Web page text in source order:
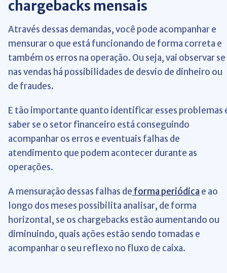
chargebacks mensais
Através dessas demandas, você pode acompanhar e
mensurar o que está funcionando de forma correta e
também os erros na operação. Ou seja, vai observar se
nas vendas há possibilidades de desvio de dinheiro ou
de fraudes.
E tão importante quanto identificar esses problemas
saber se o setor financeiro está conseguindo
acompanhar os erros e eventuais falhas de
atendimento que podem acontecer durante as
operações.
A mensuração dessas falhas de forma periódica e ao
longo dos meses possibilita analisar, de forma
horizontal, se os chargebacks estão aumentando ou
diminuindo, quais ações estão sendo tomadas e
acompanhar o seu reflexo no fluxo de caixa.